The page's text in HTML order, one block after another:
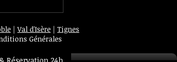
|Val d'Isère | Tignes
Générales
Réservation 24h